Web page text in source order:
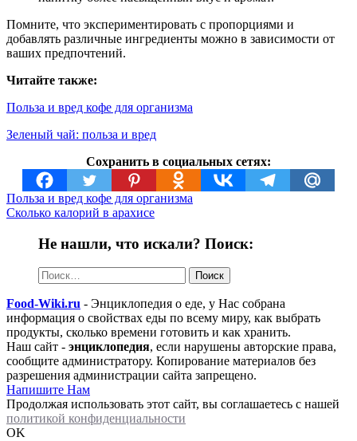
Помните, что экспериментировать с пропорциями и
добавлять различные ингредиенты можно в зависимости от
ваших предпочтений.
Читайте также:
Польза и вред кофе для организма
Зеленый чай: польза и вред
Сохранить в социальных сетях:
Польза и вред кофе для организма
Сколько калорий в арахисе
Не нашли, что искали? Поиск:
Найти:
Food-Wiki.ru - Энциклопедия о еде, у Нас собрана
информация о свойствах еды по всему миру, как выбрать
продукты, сколько времени готовить и как хранить.
Наш сайт - энциклопедия, если нарушены авторские права,
сообщите администратору. Копирование материалов без
разрешения администрации сайта запрещено.
Напишите Нам
Продолжая использовать этот сайт, вы соглашаетесь с нашей
политикой конфиденциальности
OK